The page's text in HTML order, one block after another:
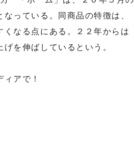
っている。同商品の特徴は、
なる点にある。２２年からは
を伸ばしているという。
アで！